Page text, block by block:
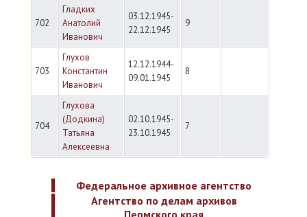
702
Гладких
Анатолий
Иванович
03.12.1945-
22.12.1945
9
703
Глухов
Константин
Иванович
12.12.1944-
09.01.1945
8
704
Глухова
(Додкина)
Татьяна
Алексеевна
02.10.1945-
23.10.1945
7
Федеральное архивное агентство
Агентство по делам архивов
Пермского края